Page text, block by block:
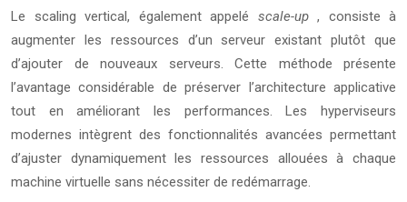
Le scaling vertical, également appelé scale-up , consiste à
augmenter les ressources d’un serveur existant plutôt que
d’ajouter de nouveaux serveurs. Cette méthode présente
l’avantage considérable de préserver l’architecture applicative
tout en améliorant les performances. Les hyperviseurs
modernes intègrent des fonctionnalités avancées permettant
d’ajuster dynamiquement les ressources allouées à chaque
machine virtuelle sans nécessiter de redémarrage.